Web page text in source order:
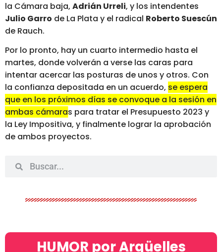
la Cámara baja, Adrián Urreli, y los intendentes
Julio Garro de La Plata y el radical Roberto Suescún
de Rauch.
Por lo pronto, hay un cuarto intermedio hasta el
martes, donde volverán a verse las caras para
intentar acercar las posturas de unos y otros. Con
la confianza depositada en un acuerdo, se espera
que en los próximos días se convoque a la sesión en
ambas cámaras para tratar el Presupuesto 2023 y
la Ley Impositiva, y finalmente lograr la aprobación
de ambos proyectos.
HUMOR por Argüelles​